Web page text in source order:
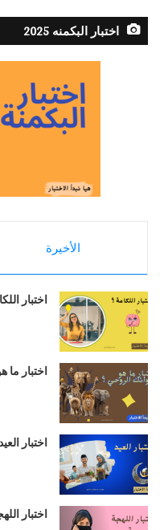
اختبار البكمنه 2025
الأخيرة
اختبار
اختبار
اختبار
اختبار